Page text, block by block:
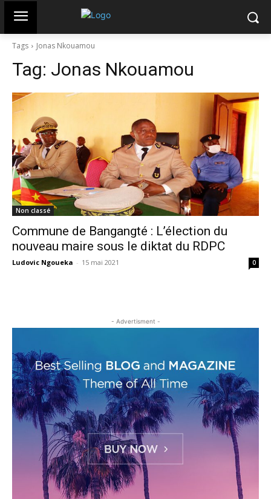
Tags Jonas Nkouamou
Tag: Jonas Nkouamou
Non classé
Commune de Bangangté : L’élection du
nouveau maire sous le diktat du RDPC
Ludovic Ngoueka - 15 mai 2021 0
- Advertisment -